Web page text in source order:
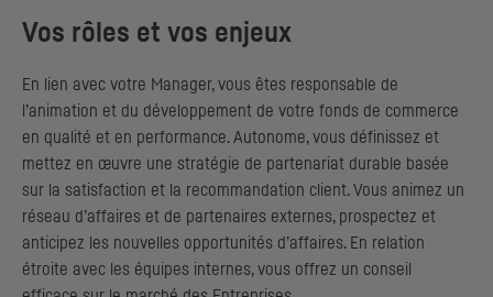
Vos rôles et vos enjeux
En lien avec votre Manager, vous êtes responsable de
l’animation et du développement de votre fonds de commerce
en qualité et en performance. Autonome, vous définissez et
mettez en œuvre une stratégie de partenariat durable basée
sur la satisfaction et la recommandation client. Vous animez un
réseau d’affaires et de partenaires externes, prospectez et
anticipez les nouvelles opportunités d’affaires. En relation
étroite avec les équipes internes, vous offrez un conseil